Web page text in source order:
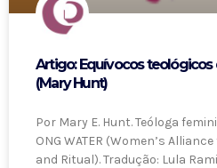
Artigo: Equívocos
(Mary Hunt)
Por Mary E. Hunt. Teóloga
ONG WATER (Women’s
and Ritual). Tradução: Lula